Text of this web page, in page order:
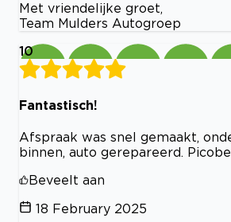
Met vriendelijke groet,
Team Mulders Autogroep
10
Fantastisch!
Afspraak was snel gemaakt,
binnen, auto gerepareerd.
Beveelt aan
18 February 2025